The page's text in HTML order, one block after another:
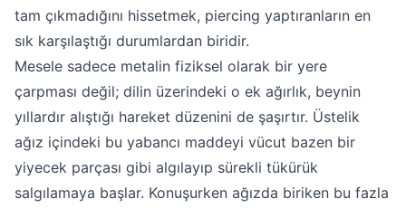
tam çıkmadığını hissetmek, piercing yaptıranların en
sık karşılaştığı durumlardan biridir.
Mesele sadece metalin fiziksel olarak bir yere
çarpması değil; dilin üzerindeki o ek ağırlık, beynin
yıllardır alıştığı hareket düzenini de şaşırtır. Üstelik
ağız içindeki bu yabancı maddeyi vücut bazen bir
yiyecek parçası gibi algılayıp sürekli tükürük
salgılamaya başlar. Konuşurken ağızda biriken bu fazla